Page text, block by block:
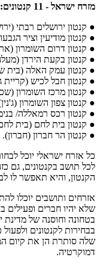
מזרח ישראל - 11 קנטונים:
● קנטון ירושלים רבתי
● קנטון מודיעין וציר
● קנטון דרום השומרון
● קנטון בקעת הירדן
● קנטון עמק האלה (בית
● קנטון חבל לכיש (קריית
● קנטון מרכז השומרון
● קנטון צפון השומרון
● קנטון רכס רמאללה/
● קנטון בית לחם (בית
● קנטון הר חברון (חברון).
כל אזרח ישראלי יוכל
לכל תושב בקנטונים, גם
הקנטון, והיא תאפשר לו
אזרחים ותושבים יוכלו
שלא יהיו חברים ופעילים
בטחונה וחוסנה של
בבחירות לקנטונים
שלה סותרת הן את קיום
דמוקרטיה.